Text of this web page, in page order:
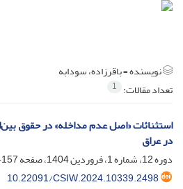
نویسنده =باقرزاده، سودابه
تعداد مقالات: 1
استثنائات «اصل عدم مداخله» در حقوق
در عراق
دوره 12، شماره 1، فروردین 1404، صفحه
157-184
10.22091/CSIW.2024.10339.2498